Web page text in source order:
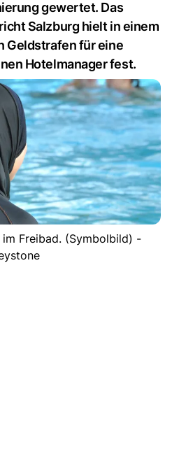
gewertet. Das
Salzburg hielt in einem
Geldstrafen für eine
Hotelmanager fest.
im Freibad. (Symbolbild) -